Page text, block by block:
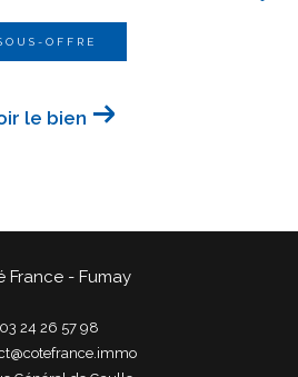
OFFRE
le bien
France - Fumay
03 24 26 57 98